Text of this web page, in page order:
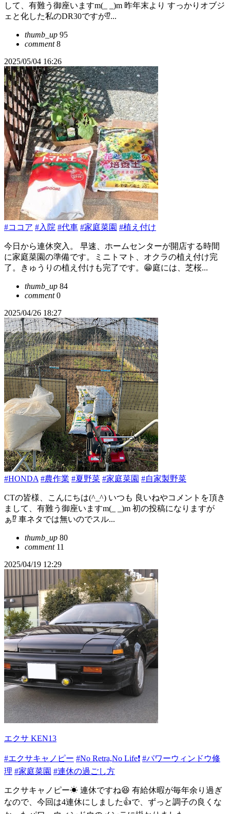
して、有難う御座いますm(_ _)m 昨年末より すっかりオブジ
ェと化した私のDR30ですが⁉︎...
thumb_up 95
comment8
2025/05/04 16:26
#ココア #入院 #代車 #家庭菜園 #植え付け
今日から連休突入。 早速、ホームセンターが開店する時間
に家庭菜園の準備です。ミニトマト、オクラの植え付け完
了。きゅうりの植え付けも完了です。😁庭には、芝桜...
thumb_up 84
comment0
2025/04/26 18:27
#HONDA #農作業 #夏野菜 #家庭菜園 #自家製野菜
CTの皆様、こんにちは(^_^) いつも 良いねやコメントを頂き
まして、有難う御座いますm(_ _)m 初の投稿になりますが
ぁ⁉︎ 車ネタでは無いのでスル...
thumb_up 80
comment11
2025/04/19 12:29
エクサ KEN13
#エクサキャノピー #No Retra,No Life❗️ #パワーウィンドウ修
理 #家庭菜園 #連休の過ごし方
エクサキャノピー☀ 連休ですね😆 有給休暇が毎年余り過ぎ
なので、今回は4連休にしました👍で、ずっと調子の良くな